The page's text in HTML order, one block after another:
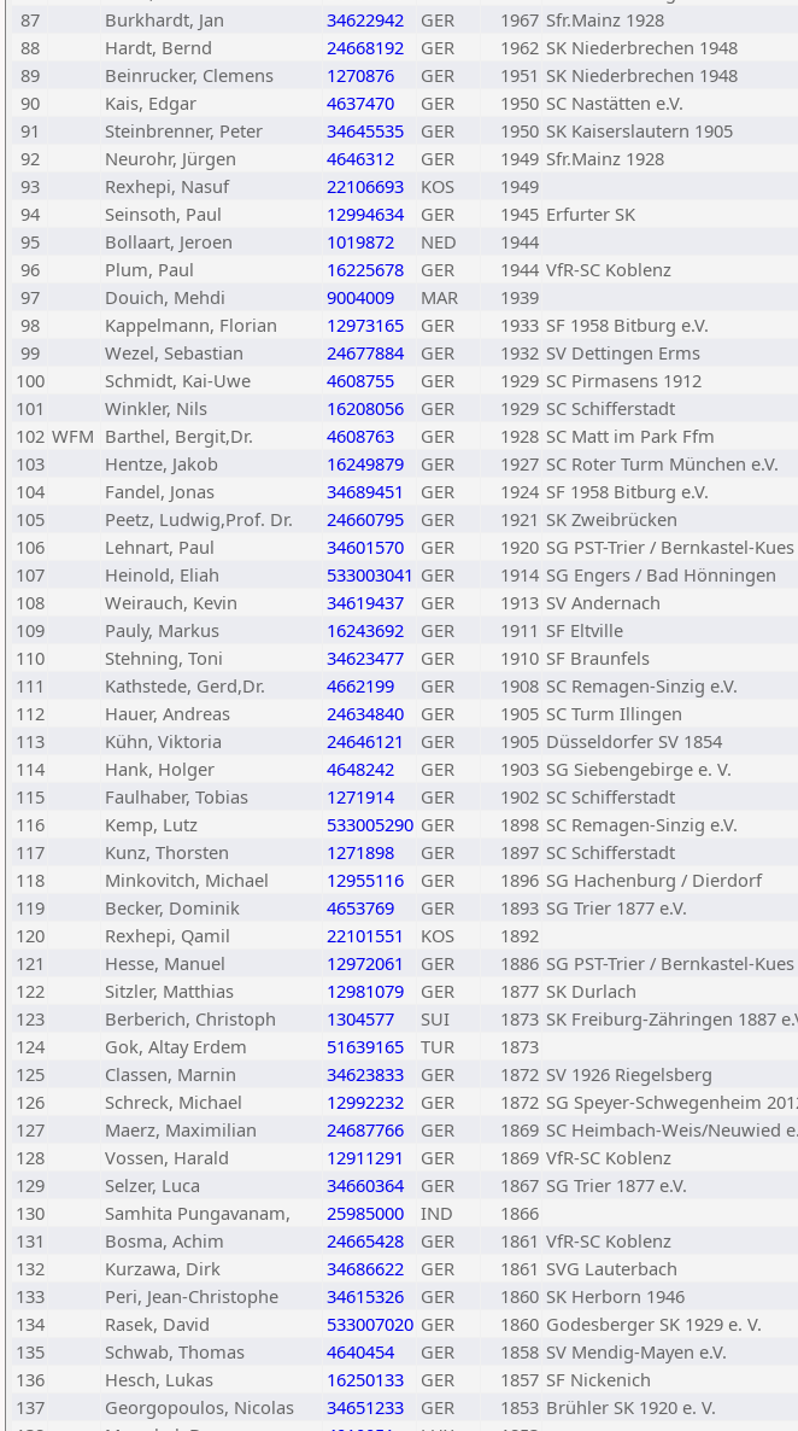
87
Burkhardt, Jan 34622942 GER 1967 Sfr.Mainz 1928
88
Hardt, Bernd 24668192 GER 1962 SK Niederbrechen 1948
89
Beinrucker, Clemens 1270876 GER 1951 SK Niederbrechen 1948
90
Kais, Edgar 4637470 GER 1950 SC Nastätten e.V.
91
Steinbrenner, Peter 34645535 GER 1950 SK Kaiserslautern 1905
92
Neurohr, Jürgen 4646312 GER 1949 Sfr.Mainz 1928
93
Rexhepi, Nasuf 22106693 KOS
1949
94
Seinsoth, Paul 12994634 GER 1945 Erfurter SK
95
Bollaart, Jeroen 1019872 NED
1944
96
Plum, Paul 16225678 GER 1944 VfR-SC Koblenz
97
Douich, Mehdi 9004009 MAR
1939
98
Kappelmann, Florian 12973165 GER 1933 SF 1958 Bitburg e.V.
99
Wezel, Sebastian 24677884 GER 1932 SV Dettingen Erms
100
Schmidt, Kai-Uwe 4608755 GER 1929 SC Pirmasens 1912
101
Winkler, Nils 16208056 GER 1929 SC Schifferstadt
102 WFM Barthel, Bergit,Dr. 4608763 GER 1928 SC Matt im Park Ffm
103
Hentze, Jakob 16249879 GER 1927 SC Roter Turm München e.V.
104
Fandel, Jonas 34689451 GER 1924 SF 1958 Bitburg e.V.
105
Peetz, Ludwig,Prof. Dr. 24660795 GER 1921 SK Zweibrücken
106
Lehnart, Paul 34601570 GER 1920 SG PST-Trier / Bernkastel-Kues
107
Heinold, Eliah 533003041 GER 1914 SG Engers / Bad Hönningen
108
Weirauch, Kevin 34619437 GER 1913 SV Andernach
109
Pauly, Markus 16243692 GER 1911 SF Eltville
110
Stehning, Toni 34623477 GER 1910 SF Braunfels
111
Kathstede, Gerd,Dr. 4662199 GER 1908 SC Remagen-Sinzig e.V.
112
Hauer, Andreas 24634840 GER 1905 SC Turm Illingen
113
Kühn, Viktoria 24646121 GER 1905 Düsseldorfer SV 1854
114
Hank, Holger 4648242 GER 1903 SG Siebengebirge e. V.
115
Faulhaber, Tobias 1271914 GER 1902 SC Schifferstadt
116
Kemp, Lutz 533005290 GER 1898 SC Remagen-Sinzig e.V.
117
Kunz, Thorsten 1271898 GER 1897 SC Schifferstadt
118
Minkovitch, Michael 12955116 GER 1896 SG Hachenburg / Dierdorf
119
Becker, Dominik 4653769 GER 1893 SG Trier 1877 e.V.
120
Rexhepi, Qamil 22101551 KOS
1892
121
Hesse, Manuel 12972061 GER 1886 SG PST-Trier / Bernkastel-Kues
122
Sitzler, Matthias 12981079 GER 1877 SK Durlach
123
Berberich, Christoph 1304577 SUI 1873 SK Freiburg-Zähringen 1887
124
Gok, Altay Erdem 51639165 TUR
1873
125
Classen, Marnin 34623833 GER 1872 SV 1926 Riegelsberg
126
Schreck, Michael 12992232 GER 1872 SG Speyer-Schwegenheim
127
Maerz, Maximilian 24687766 GER 1869 SC Heimbach-Weis/Neuwied
128
Vossen, Harald 12911291 GER 1869 VfR-SC Koblenz
129
Selzer, Luca 34660364 GER 1867 SG Trier 1877 e.V.
130
Samhita Pungavanam, 25985000 IND
1866
131
Bosma, Achim 24665428 GER 1861 VfR-SC Koblenz
132
Kurzawa, Dirk 34686622 GER 1861 SVG Lauterbach
133
Peri, Jean-Christophe 34615326 GER 1860 SK Herborn 1946
134
Rasek, David 533007020 GER 1860 Godesberger SK 1929 e. V.
135
Schwab, Thomas 4640454 GER 1858 SV Mendig-Mayen e.V.
136
Hesch, Lukas 16250133 GER 1857 SF Nickenich
137
Georgopoulos, Nicolas 34651233 GER 1853 Brühler SK 1920 e. V.